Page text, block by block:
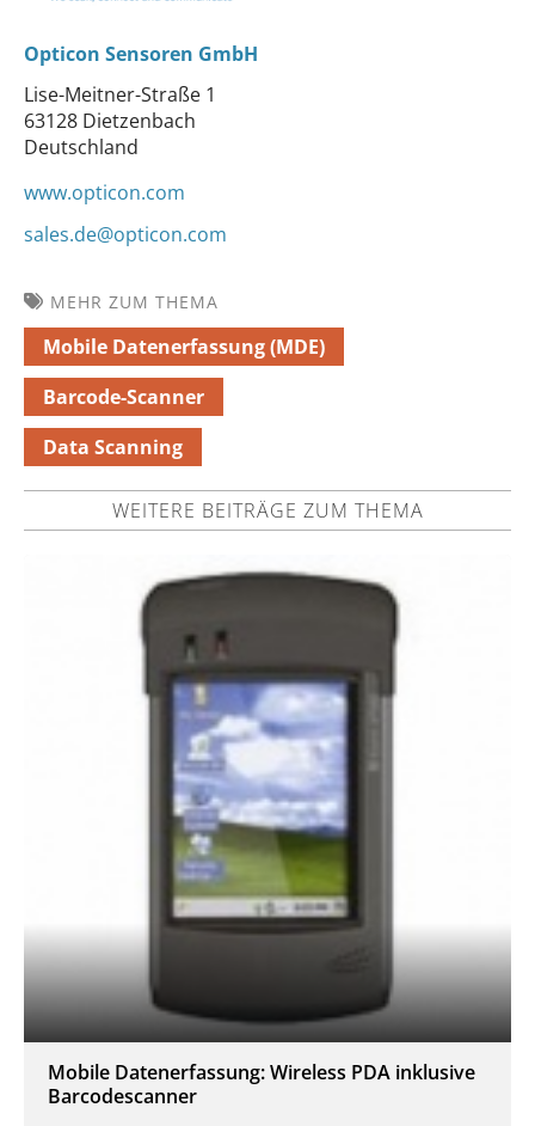
Opticon Sensoren GmbH
Lise-Meitner-Straße 1
63128 Dietzenbach
Deutschland
www.opticon.com
sales.de@opticon.com
MEHR ZUM THEMA
Mobile Datenerfassung (MDE)
Barcode-Scanner
Data Scanning
WEITERE BEITRÄGE ZUM THEMA
Mobile Datenerfassung: Wireless PDA inklusive
Barcodescanner